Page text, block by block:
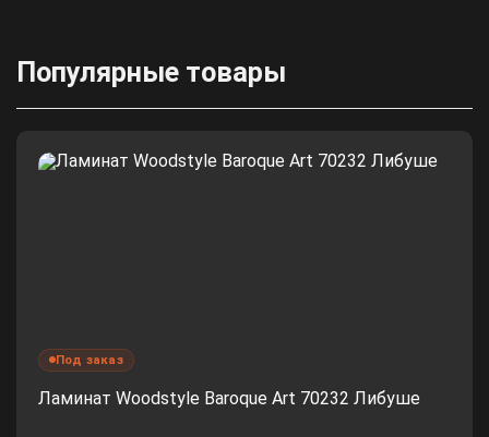
Популярные товары
Под заказ
Ламинат Woodstyle Baroque Art 70232 Либуше